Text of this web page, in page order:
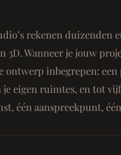
rekenen duizenden
3D. Wanneer je jouw
inbegrepen: een
je eigen ruimtes, en tot
één aanspreekpunt,